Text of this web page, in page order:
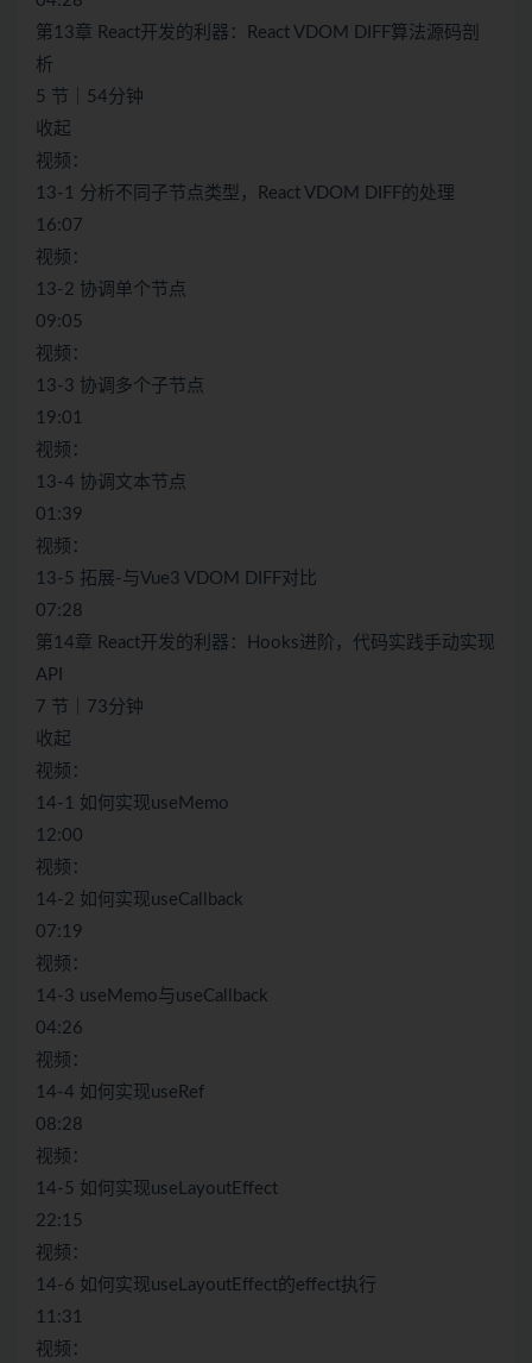
第13章 React开发的利器：React VDOM DIFF算法源码剖
析
5 节｜54分钟
收起
视频：
13-1 分析不同子节点类型，React VDOM DIFF的处理
16:07
视频：
13-2 协调单个节点
09:05
视频：
13-3 协调多个子节点
19:01
视频：
13-4 协调文本节点
01:39
视频：
13-5 拓展-与Vue3 VDOM DIFF对比
07:28
第14章 React开发的利器：Hooks进阶，代码实践手动实现
API
7 节｜73分钟
收起
视频：
14-1 如何实现useMemo
12:00
视频：
14-2 如何实现useCallback
07:19
视频：
14-3 useMemo与useCallback
04:26
视频：
14-4 如何实现useRef
08:28
视频：
14-5 如何实现useLayoutEffect
22:15
视频：
14-6 如何实现useLayoutEffect的effect执行
11:31
视频：